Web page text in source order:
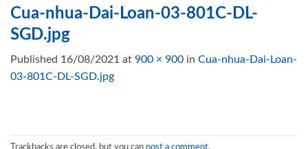
Cua-nhua-Dai-Loan-03-801C-DL-
SGD.jpg
Published 16/08/2021 at 900 × 900 in Cua-nhua-Dai-Loan-
03-801C-DL-SGD.jpg
Trackbacks are closed, but you can post a comment.